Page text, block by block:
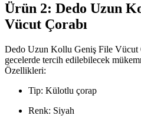
Ürün 2: Dedo Uzun
Vücut Çorabı
Dedo Uzun Kollu Geniş File Vücut
gecelerde tercih edilebilecek
Özellikleri:
Tip: Külotlu çorap
Renk: Siyah